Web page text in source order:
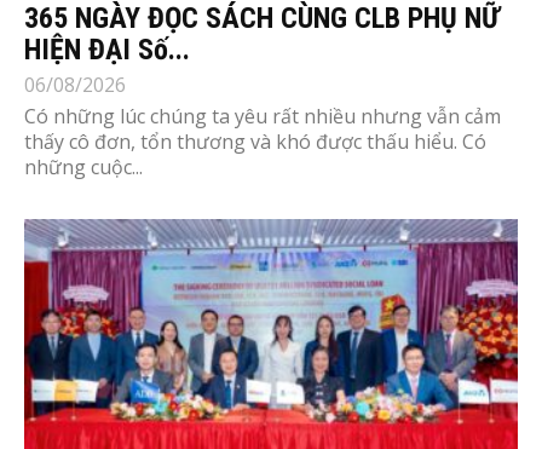
365 NGÀY ĐỌC SÁCH CÙNG CLB PHỤ NỮ
HIỆN ĐẠI Số...
06/08/2026
Có những lúc chúng ta yêu rất nhiều nhưng vẫn cảm
thấy cô đơn, tổn thương và khó được thấu hiểu. Có
những cuộc...